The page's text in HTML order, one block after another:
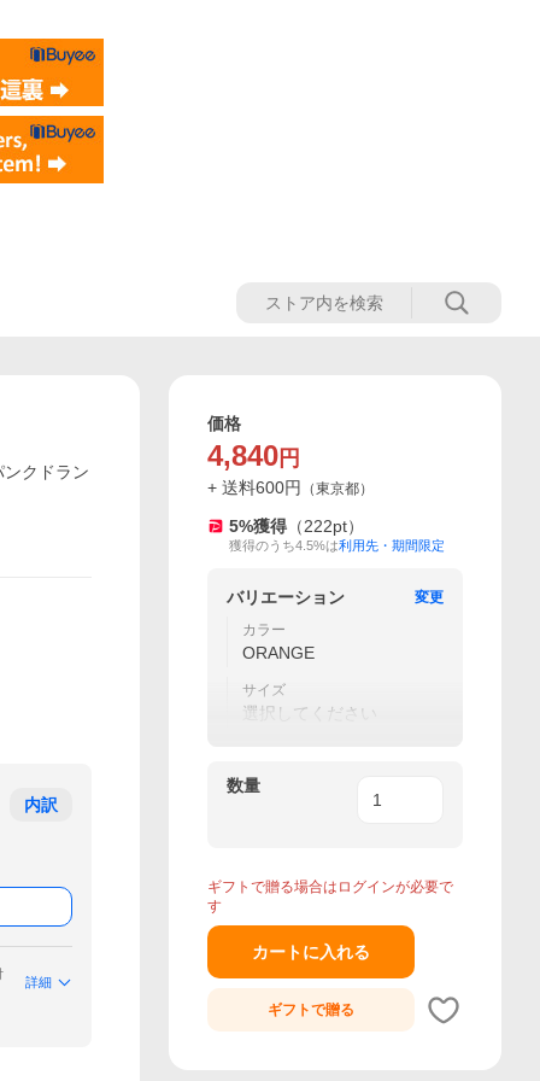
クドラン
内訳
詳細
価格
4,840 円
+ 送料600円 （東京都）
5%獲得 （222pt）
獲得のうち4.5%は利用先・期間限定
バリエーション
変更
カラー
ORANGE
サイズ
選択してください
数量
ギフトで贈る場合はログインが必要で
す
カートに入れる
ギフトで贈る